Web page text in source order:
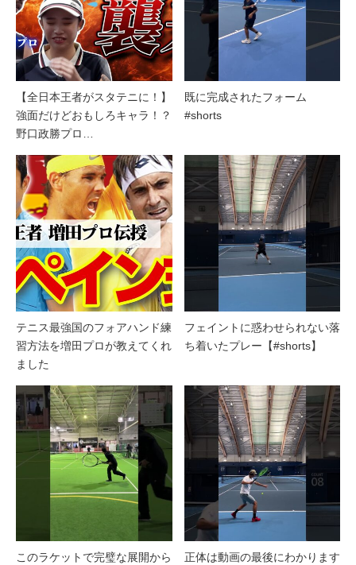
【全日本王者がスタテニに！】
強面だけどおもしろキャラ！？
野口政勝プロ…
既に完成されたフォーム
#shorts
テニス最強国のフォアハンド練
習方法を増田プロが教えてくれ
ました
フェイントに惑わせられない落
ち着いたプレー【#shorts】
このラケットで完璧な展開から
正体は動画の最後にわかります